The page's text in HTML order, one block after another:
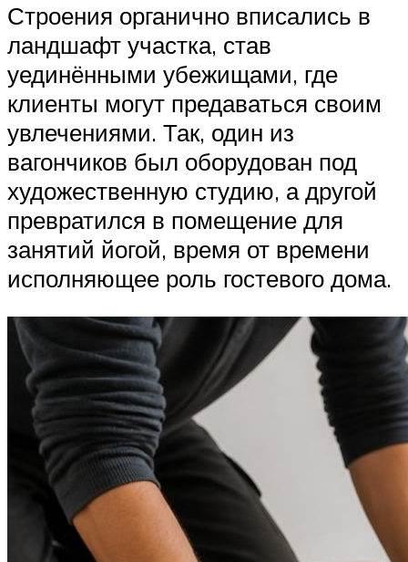
Строения органично вписались в
ландшафт участка, став
уединёнными убежищами, где
клиенты могут предаваться своим
увлечениями. Так, один из
вагончиков был оборудован под
художественную студию, а другой
превратился в помещение для
занятий йогой, время от времени
исполняющее роль гостевого дома.